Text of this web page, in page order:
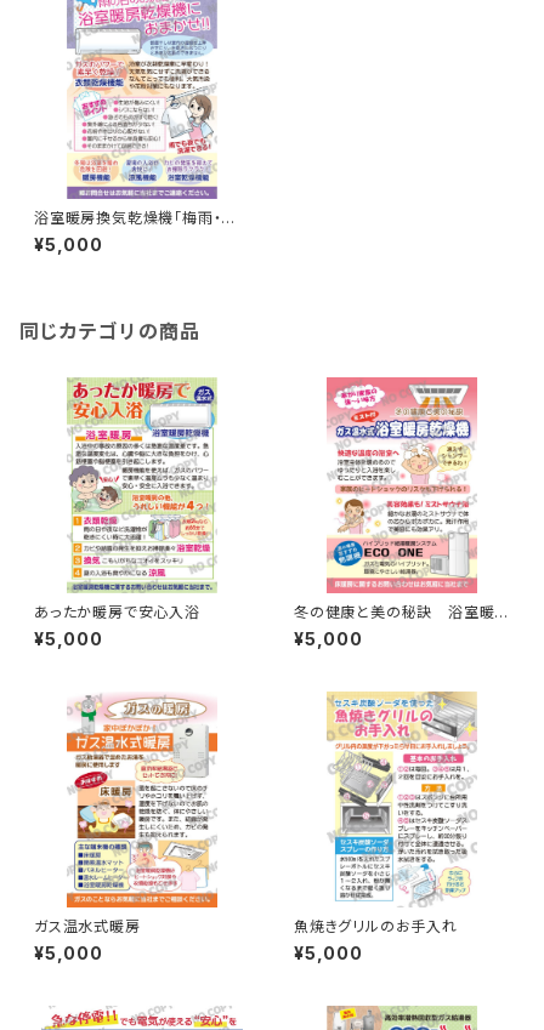
浴室暖房換気乾燥機「梅雨・衣
類」
¥5,000
同じカテゴリの商品
あったか暖房で安心入浴
¥5,000
冬の健康と美の秘訣 浴室暖
房乾燥機
¥5,000
ガス温水式暖房
¥5,000
魚焼きグリルのお手入れ
¥5,000